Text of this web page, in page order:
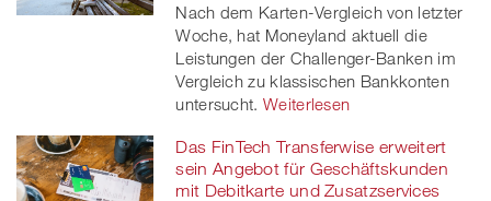
Nach dem Karten-Vergleich von letzter
Woche, hat Moneyland aktuell die
Leistungen der Challenger-Banken im
Vergleich zu klassischen Bankkonten
untersucht. Weiterlesen
Das FinTech Transferwise erweitert
sein Angebot für Geschäftskunden
mit Debitkarte und Zusatzservices